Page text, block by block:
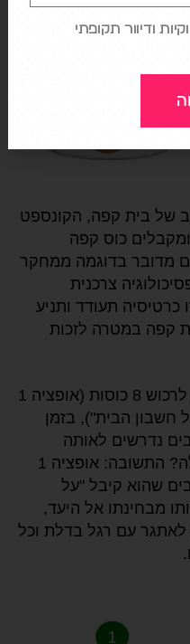
של בית קפה, הקונספט
כוס קפה
מדובר בדוגמה ממחקר
צרכנית
תעודד ותניע
קפה במטרה לזכות
בשתי האופציות הלקוח נדרש לרכוש 8 כוסות (אופציה 1
ניקובים "על חשבון הבית"), בזמן
2 ניתנה עם 8 ניקובים נדרשים לאותה
המטרה. איזו תניע יותר לפעולה? התשובה: אופציה 1
הצרכן 2 הניקובים שהוא קיבל "על
מבחינתו אל היעד,
לאתגר עם רגל בדלת וכל
ודיוור תקופתי